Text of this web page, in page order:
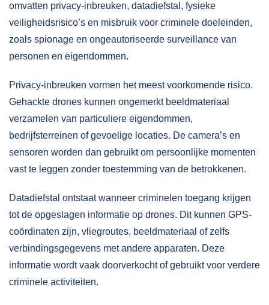
omvatten privacy-inbreuken, datadiefstal, fysieke
veiligheidsrisico’s en misbruik voor criminele doeleinden,
zoals spionage en ongeautoriseerde surveillance van
personen en eigendommen.
Privacy-inbreuken vormen het meest voorkomende risico.
Gehackte drones kunnen ongemerkt beeldmateriaal
verzamelen van particuliere eigendommen,
bedrijfsterreinen of gevoelige locaties. De camera’s en
sensoren worden dan gebruikt om persoonlijke momenten
vast te leggen zonder toestemming van de betrokkenen.
Datadiefstal ontstaat wanneer criminelen toegang krijgen
tot de opgeslagen informatie op drones. Dit kunnen GPS-
coördinaten zijn, vliegroutes, beeldmateriaal of zelfs
verbindingsgegevens met andere apparaten. Deze
informatie wordt vaak doorverkocht of gebruikt voor verdere
criminele activiteiten.